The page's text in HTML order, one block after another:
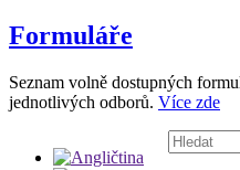
Formuláře
Seznam volně dostupných
jednotlivých odborů. Více zde